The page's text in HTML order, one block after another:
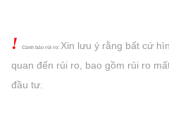
! Cảnh báo rủi ro: Xin lưu ý rằng bất cứ
quan đến rủi ro, bao gồm rủi ro
đầu tư.